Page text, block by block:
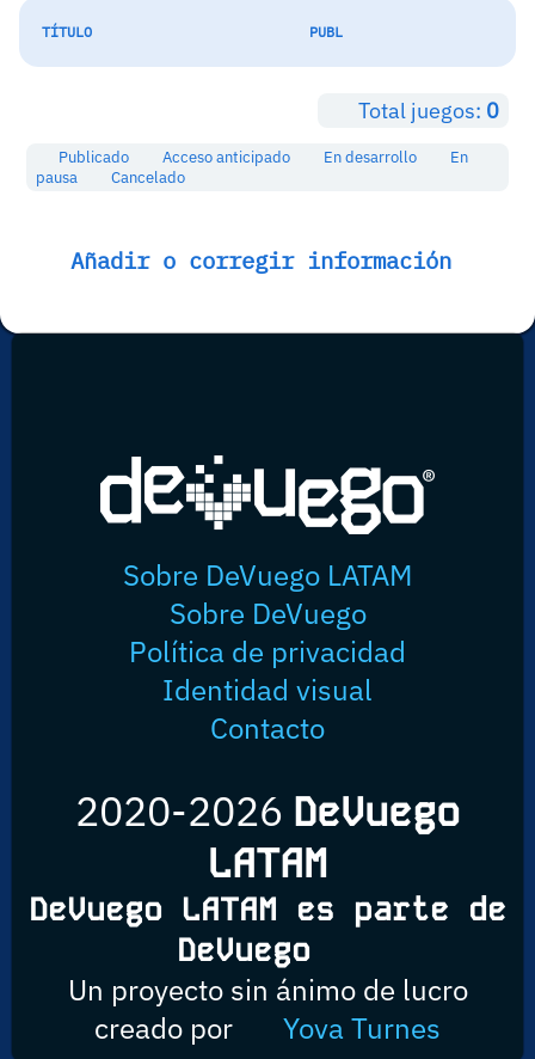
TÍTULO PUBL
Total juegos: 0
Publicado Acceso anticipado En desarrollo
En
pausa
Cancelado
Añadir o corregir información
Sobre DeVuego LATAM
Sobre DeVuego
Política de privacidad
Identidad visual
Contacto
2020-2026 DeVuego
LATAM
DeVuego LATAM es parte de
DeVuego
Un proyecto sin ánimo de lucro
creado por
Yova Turnes